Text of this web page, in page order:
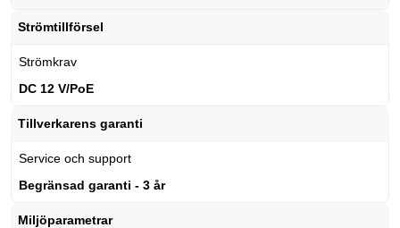
Strömtillförsel
Strömkrav
DC 12 V/PoE
Tillverkarens garanti
Service och support
Begränsad garanti - 3 år
Miljöparametrar